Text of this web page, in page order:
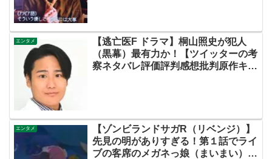
エンタメ
【逃亡医F ドラマ】桐山照史が犯人
（黒幕）最有力か！【ツイッターの考
察ネタバレ評価評判感想批判原作キャ
エンタメ
【ゾンビランドサガR（リベンジ）】
先見の明がありすぎる！第１話でライ
ブの客席のメガネっ娘（まいまい）に